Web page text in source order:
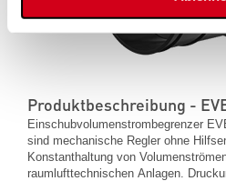
Produktbeschreibung -
Einschubvolumenstrombegrenzer
sind mechanische Regler ohne
Konstanthaltung von
raumlufttechnischen Anlagen.